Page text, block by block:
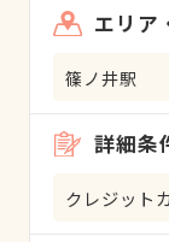
エリア
篠ノ井駅
詳細条
クレジット